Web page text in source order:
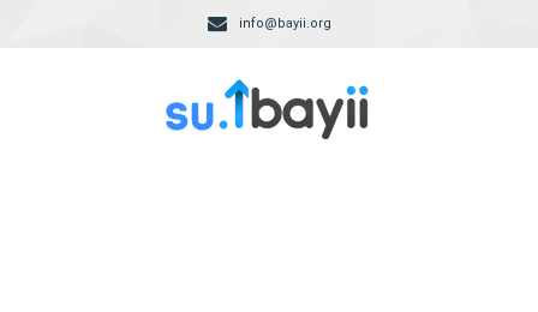
info@bayii.org